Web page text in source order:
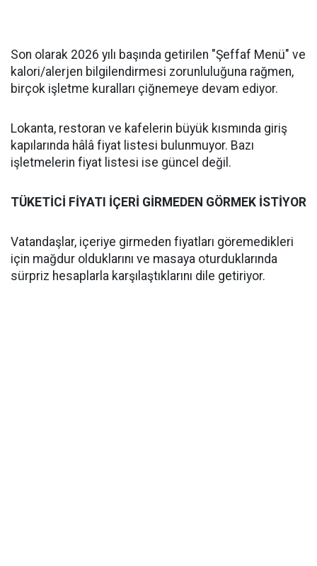
Son olarak 2026 yılı başında getirilen "Şeffaf Menü" ve
kalori/alerjen bilgilendirmesi zorunluluğuna rağmen,
birçok işletme kuralları çiğnemeye devam ediyor.
Lokanta, restoran ve kafelerin büyük kısmında giriş
kapılarında hâlâ fiyat listesi bulunmuyor. Bazı
işletmelerin fiyat listesi ise güncel değil.
TÜKETİCİ FİYATI İÇERİ GİRMEDEN GÖRMEK İSTİYOR
Vatandaşlar, içeriye girmeden fiyatları göremedikleri
için mağdur olduklarını ve masaya oturduklarında
sürpriz hesaplarla karşılaştıklarını dile getiriyor.